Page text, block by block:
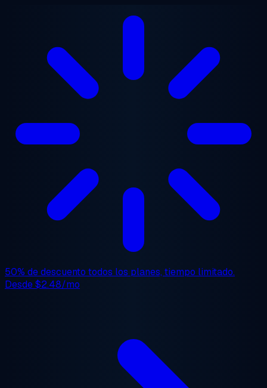
50% de descuento todos los planes, tiempo limitado.
Desde$2.48/mo